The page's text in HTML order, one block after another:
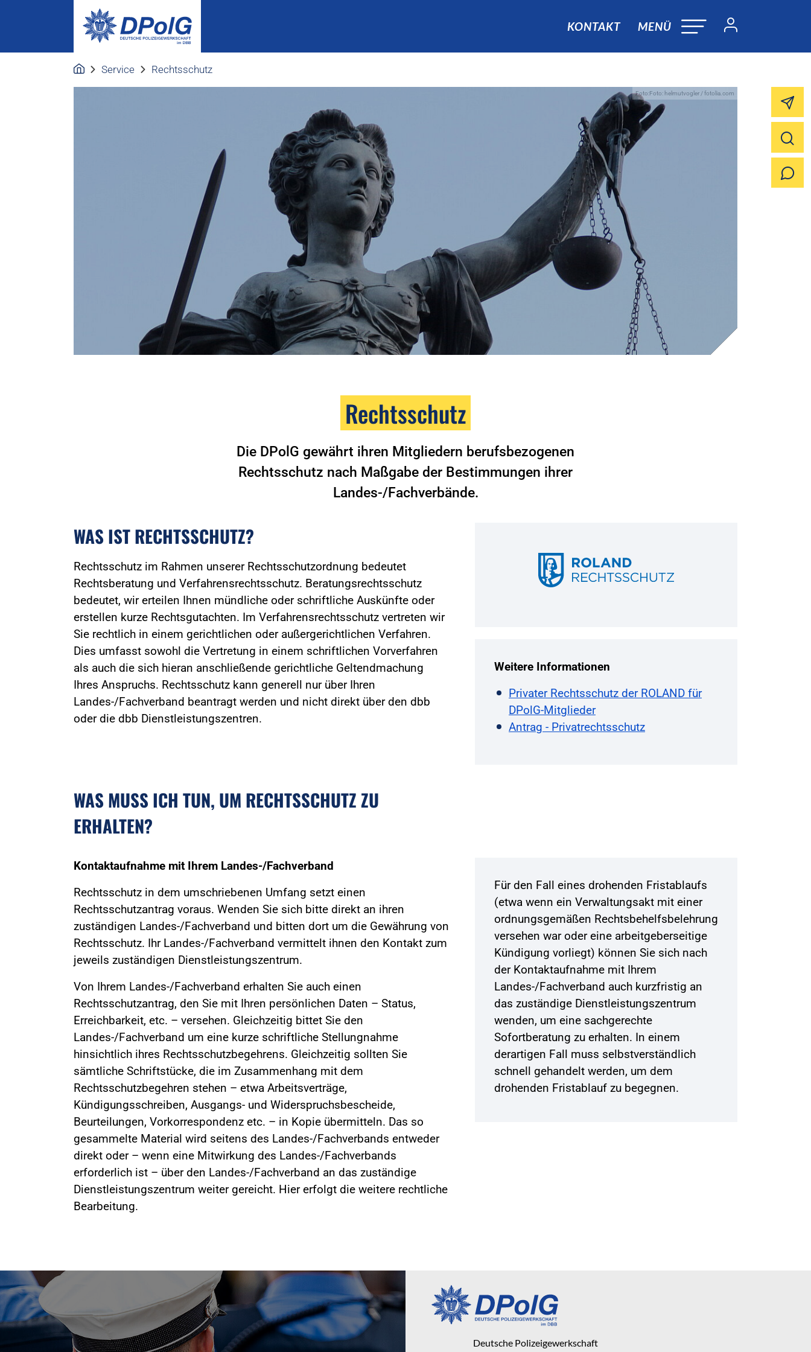
KONTAKT MENÜ
Service Rechtsschutz
Foto:Foto: helmutvogler / fotolia.com
Rechtsschutz
Die DPolG gewährt ihren Mitgliedern berufsbezogenen
Rechtsschutz nach Maßgabe der Bestimmungen ihrer
Landes-/Fachverbände.
WAS IST RECHTSSCHUTZ?
Rechtsschutz im Rahmen unserer Rechtsschutzordnung bedeutet
Rechtsberatung und Verfahrensrechtsschutz. Beratungsrechtsschutz
bedeutet, wir erteilen Ihnen mündliche oder schriftliche Auskünfte oder
erstellen kurze Rechtsgutachten. Im Verfahrensrechtsschutz vertreten wir
Sie rechtlich in einem gerichtlichen oder außergerichtlichen Verfahren.
Dies umfasst sowohl die Vertretung in einem schriftlichen Vorverfahren
als auch die sich hieran anschließende gerichtliche Geltendmachung
Ihres Anspruchs. Rechtsschutz kann generell nur über Ihren
Landes-/Fachverband beantragt werden und nicht direkt über den dbb
oder die dbb Dienstleistungszentren.
Weitere Informationen
Privater Rechtsschutz der ROLAND für
DPolG-Mitglieder
Antrag - Privatrechtsschutz
WAS MUSS ICH TUN, UM RECHTSSCHUTZ ZU
ERHALTEN?
Kontaktaufnahme mit Ihrem Landes-/Fachverband
Rechtsschutz in dem umschriebenen Umfang setzt einen
Rechtsschutzantrag voraus. Wenden Sie sich bitte direkt an ihren
zuständigen Landes-/Fachverband und bitten dort um die Gewährung von
Rechtsschutz. Ihr Landes-/Fachverband vermittelt ihnen den Kontakt zum
jeweils zuständigen Dienstleistungszentrum.
Von Ihrem Landes-/Fachverband erhalten Sie auch einen
Rechtsschutzantrag, den Sie mit Ihren persönlichen Daten – Status,
Erreichbarkeit, etc. – versehen. Gleichzeitig bittet Sie den
Landes-/Fachverband um eine kurze schriftliche Stellungnahme
hinsichtlich ihres Rechtsschutzbegehrens. Gleichzeitig sollten Sie
sämtliche Schriftstücke, die im Zusammenhang mit dem
Rechtsschutzbegehren stehen – etwa Arbeitsverträge,
Kündigungsschreiben, Ausgangs- und Widerspruchsbescheide,
Beurteilungen, Vorkorrespondenz etc. – in Kopie übermitteln. Das so
gesammelte Material wird seitens des Landes-/Fachverbands entweder
direkt oder – wenn eine Mitwirkung des Landes-/Fachverbands
erforderlich ist – über den Landes-/Fachverband an das zuständige
Dienstleistungszentrum weiter gereicht. Hier erfolgt die weitere rechtliche
Bearbeitung.
Für den Fall eines drohenden Fristablaufs
(etwa wenn ein Verwaltungsakt mit einer
ordnungsgemäßen Rechtsbehelfsbelehrung
versehen war oder eine arbeitgeberseitige
Kündigung vorliegt) können Sie sich nach
der Kontaktaufnahme mit Ihrem
Landes-/Fachverband auch kurzfristig an
das zuständige Dienstleistungszentrum
wenden, um eine sachgerechte
Sofortberatung zu erhalten. In einem
derartigen Fall muss selbstverständlich
schnell gehandelt werden, um dem
drohenden Fristablauf zu begegnen.
Deutsche Polizeigewerkschaft